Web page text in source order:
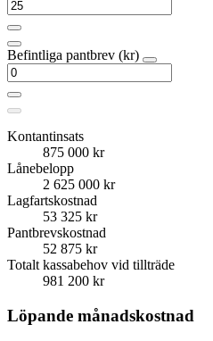
Befintliga pantbrev (kr)
Kontantinsats
875 000 kr
Lånebelopp
2 625 000 kr
Lagfartskostnad
53 325 kr
Pantbrevskostnad
52 875 kr
Totalt kassabehov vid tillträde
981 200 kr
Löpande månadskostnad